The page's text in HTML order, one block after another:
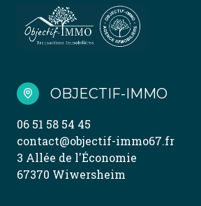
OBJECTIF-IMMO
06 51 58 54 45
contact@objectif-immo67.fr
3 Allée de l'Économie
67370 Wiwersheim